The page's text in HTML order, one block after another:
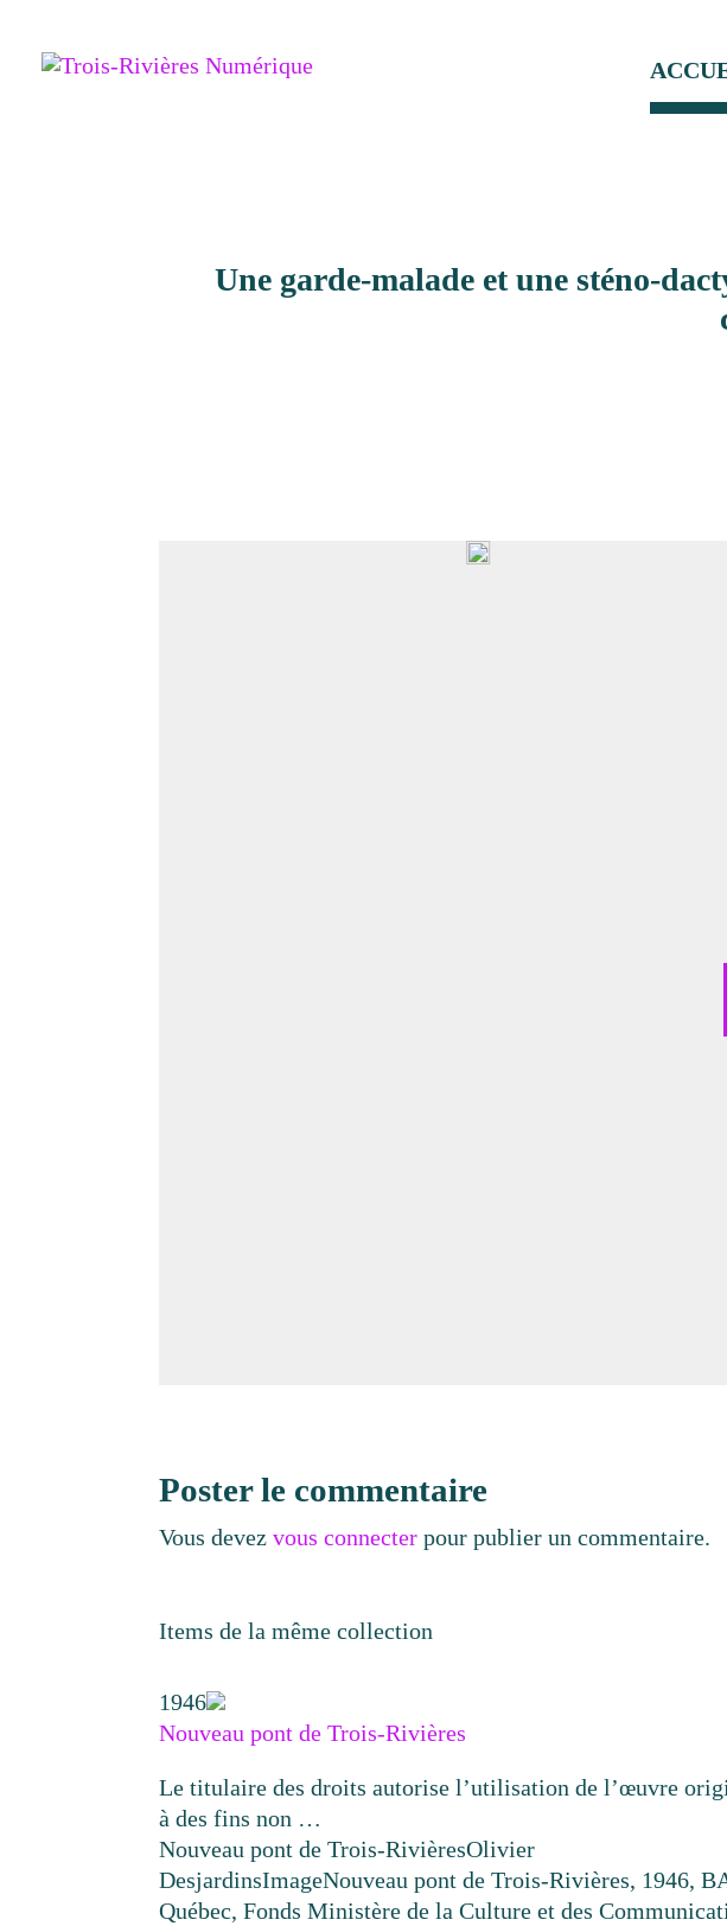
Une garde-malade et une sténo-
Poster le commentaire
Vous devezvous connecter pour publier un commentaire.
Items de la même collection
1946
Nouveau pont de Trois-Rivières
Le titulaire des droits autorise l’utilisation de l’œuvre
à des fins non …
Nouveau pont de Trois-RivièresOlivier
DesjardinsImageNouveau pont de Trois-Rivières, 1946,
Québec, Fonds Ministère de la Culture et des